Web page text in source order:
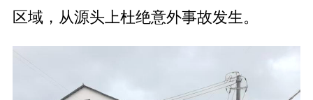
区域，从源头上杜绝意外事故发生。